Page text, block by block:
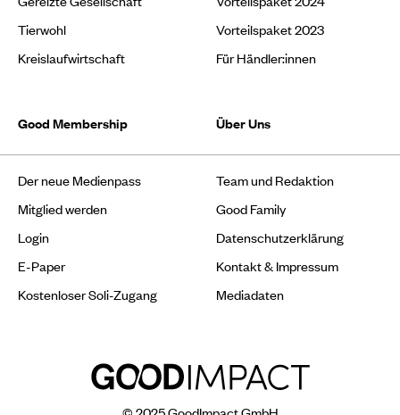
Tierwohl
Kreislaufwirtschaft
Vorteilspaket 2023
Für Händler:innen
Good Membership
Der neue Medienpass
Mitglied werden
Login
E-Paper
Kostenloser Soli-Zugang
Über Uns
Team und Redaktion
Good Family
Datenschutzerklärung
Kontakt & Impressum
Mediadaten